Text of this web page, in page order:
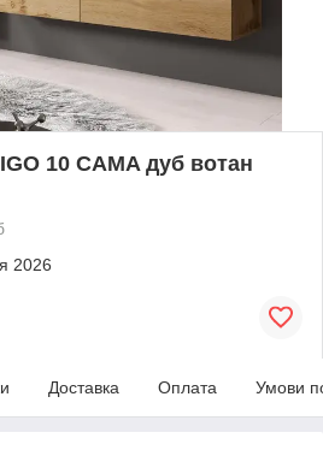
10 CAMA дуб вотан
2026
Доставка Оплата Умови